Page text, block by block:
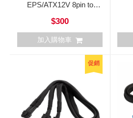
EPS/ATX12V 8pin to
4+4pin
$300
加入購物車
促銷